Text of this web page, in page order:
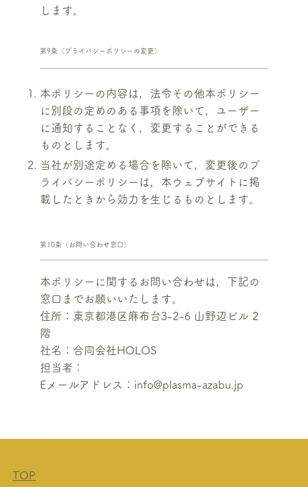
します。
第9条（プライバシーポリシーの変更）
本ポリシーの内容は，法令その他本ポリシー
に別段の定めのある事項を除いて，ユーザー
に通知することなく，変更することができる
ものとします。
当社が別途定める場合を除いて，変更後のプ
ライバシーポリシーは，本ウェブサイトに掲
載したときから効力を生じるものとします。
第10条（お問い合わせ窓口）
本ポリシーに関するお問い合わせは，下記の
窓口までお願いいたします。
住所：東京都港区麻布台3-2-6 山野辺ビル 2
階
社名：合同会社HOLOS
担当者：
Eメールアドレス：info@plasma-azabu.jp
TOP